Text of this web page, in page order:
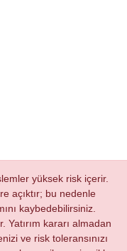
yüksek risk içerir.
açıktır; bu nedenle
kaybedebilirsiniz.
Yatırım kararı almadan
ve risk toleransınızı